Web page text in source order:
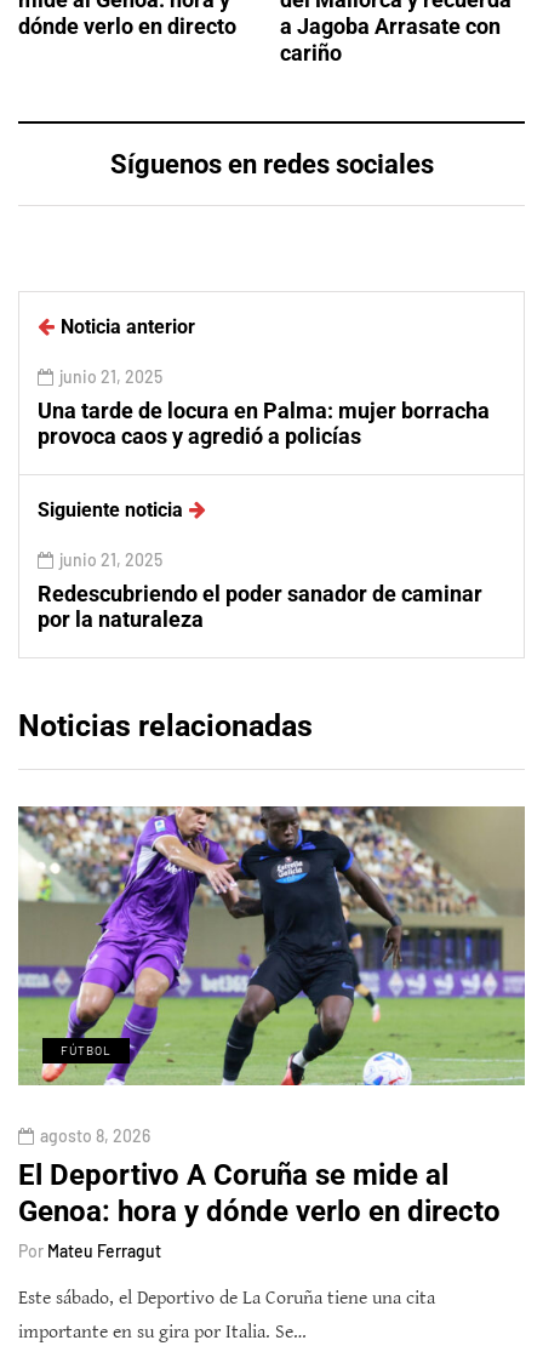
dónde verlo en directo
a Jagoba Arrasate con
cariño
Síguenos en redes sociales
Noticia anterior
junio 21, 2025
Una tarde de locura en Palma: mujer borracha
provoca caos y agredió a policías
Siguiente noticia
junio 21, 2025
Redescubriendo el poder sanador de caminar
por la naturaleza
Noticias relacionadas
FÚTBOL
agosto 8, 2026
El Deportivo A Coruña se mide al
Genoa: hora y dónde verlo en directo
Por Mateu Ferragut
Este sábado, el Deportivo de La Coruña tiene una cita
importante en su gira por Italia. Se…